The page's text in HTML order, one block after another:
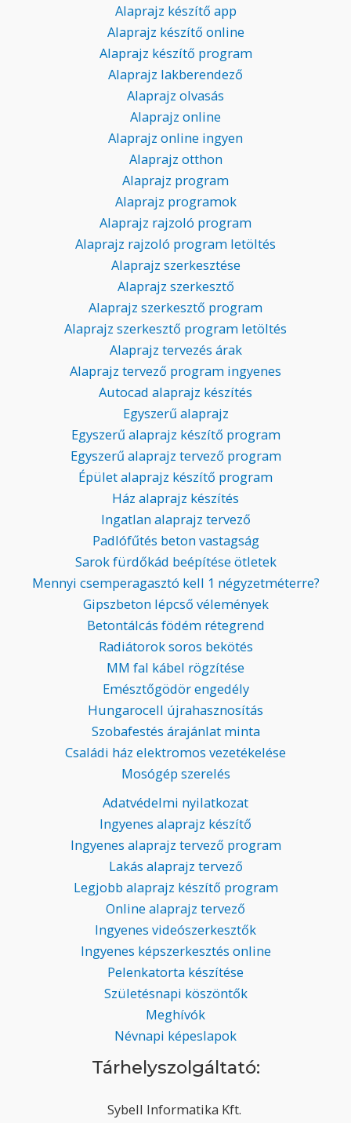
Alaprajz készítő app
Alaprajz készítő online
Alaprajz készítő program
Alaprajz lakberendező
Alaprajz olvasás
Alaprajz online
Alaprajz online ingyen
Alaprajz otthon
Alaprajz program
Alaprajz programok
Alaprajz rajzoló program
Alaprajz rajzoló program letöltés
Alaprajz szerkesztése
Alaprajz szerkesztő
Alaprajz szerkesztő program
Alaprajz szerkesztő program letöltés
Alaprajz tervezés árak
Alaprajz tervező program ingyenes
Autocad alaprajz készítés
Egyszerű alaprajz
Egyszerű alaprajz készítő program
Egyszerű alaprajz tervező program
Épület alaprajz készítő program
Ház alaprajz készítés
Ingatlan alaprajz tervező
Padlófűtés beton vastagság
Sarok fürdőkád beépítése ötletek
Mennyi csemperagasztó kell 1 négyzetméterre?
Gipszbeton lépcső vélemények
Betontálcás födém rétegrend
Radiátorok soros bekötés
MM fal kábel rögzítése
Emésztőgödör engedély
Hungarocell újrahasznosítás
Szobafestés árajánlat minta
Családi ház elektromos vezetékelése
Mosógép szerelés
Adatvédelmi nyilatkozat
Ingyenes alaprajz készítő
Ingyenes alaprajz tervező program
Lakás alaprajz tervező
Legjobb alaprajz készítő program
Online alaprajz tervező
Ingyenes videószerkesztők
Ingyenes képszerkesztés online
Pelenkatorta készítése
Születésnapi köszöntők
Meghívók
Névnapi képeslapok
Tárhelyszolgáltató:
Sybell Informatika Kft.